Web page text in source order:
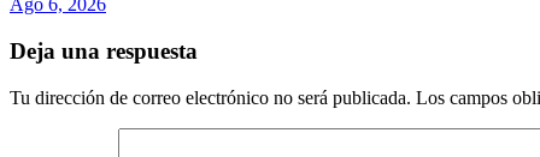
Ago 6, 2026
Deja una respuesta
Tu dirección de correo electrónico no será publicada. Los campos